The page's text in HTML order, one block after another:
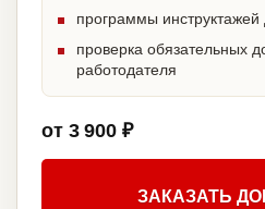
программы
проверка обязательных
работодателя
от 3 900 ₽
ЗАКАЗАТЬ